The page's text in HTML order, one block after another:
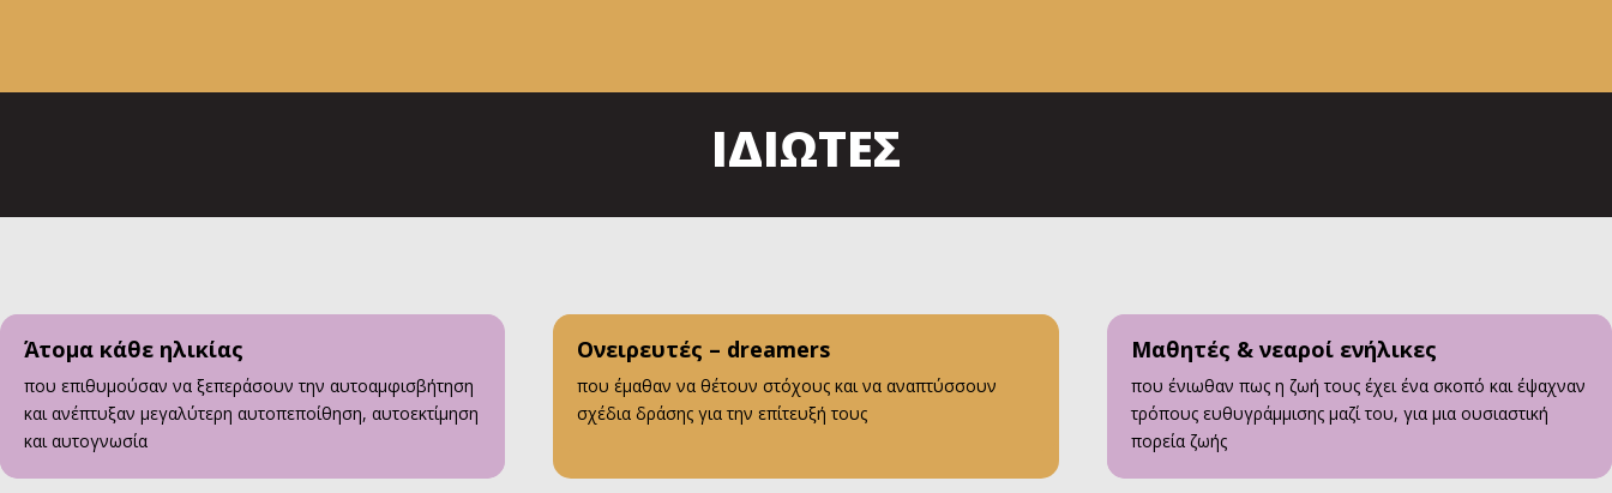
ΙΔΙΩΤΕΣ
Άτομα κάθε ηλικίας
που επιθυμούσαν να ξεπεράσουν την αυτοαμφισβήτηση
και ανέπτυξαν μεγαλύτερη αυτοπεποίθηση, αυτοεκτίμηση
και αυτογνωσία
Ονειρευτές – dreamers
που έμαθαν να θέτουν στόχους και να αναπτύσσουν
σχέδια δράσης για την επίτευξή τους
Μαθητές & νεαροί ενήλικες
που ένιωθαν πως η ζωή τους έχει ένα σκοπό και έψαχναν
τρόπους ευθυγράμμισης μαζί του, για μια ουσιαστική
πορεία ζωής